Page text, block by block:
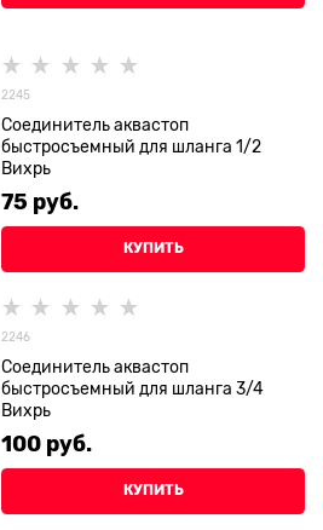
2245
Соединитель аквастоп
быстросъемный для шланга 1/2
Вихрь
75 руб.
КУПИТЬ
2246
Соединитель аквастоп
быстросъемный для шланга 3/4
Вихрь
100 руб.
КУПИТЬ